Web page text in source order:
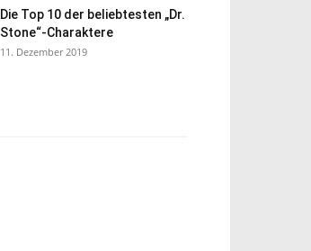
Die Top 10 der beliebtesten „Dr.
Stone“-Charaktere
11. Dezember 2019